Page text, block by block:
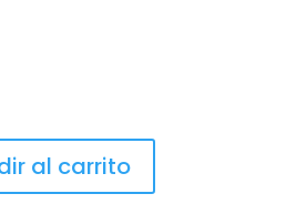
al carrito